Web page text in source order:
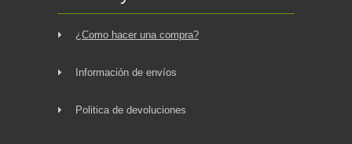
¿Como hacer una compra?
Información de envíos
Politica de devoluciones